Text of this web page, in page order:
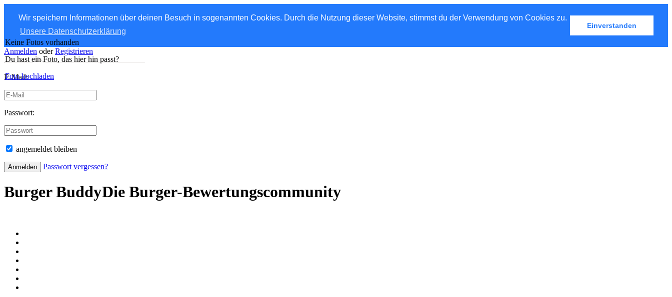
Wir speichern Informationen über deinen Besuch in sogenannten Cookies. Durch die Nutzung dieser Website, stimmst du der Verwendung von Cookies zu.
Unsere Datenschutzerklärung
Einverstanden
Anmelden oder Registrieren
E-Mail:
Passwort:
angemeldet bleiben
Passwort vergessen?
Burger BuddyDie Burger-Bewertungscommunity
Keine Fotos vorhanden
Du hast ein Foto, das hier hin passt?
Foto hochladen